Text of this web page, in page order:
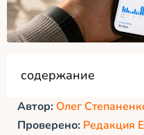
содержание
Автор: Олег
Проверено: Редакция